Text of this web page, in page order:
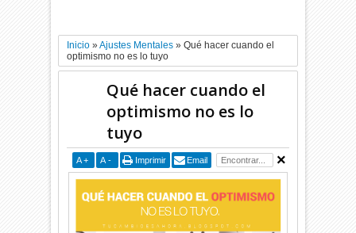
Inicio »Ajustes Mentales »Qué hacer cuando el
optimismo no es lo tuyo
Qué hacer cuando el
optimismo no es lo
tuyo
A + A - Imprimir Email